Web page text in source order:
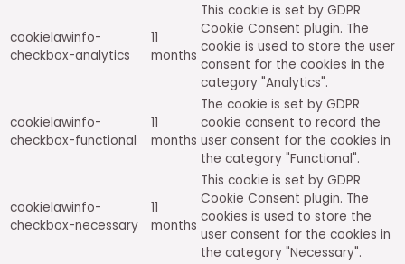
cookielawinfo-
checkbox-analytics
11
months
This cookie is set by GDPR
Cookie Consent plugin. The
cookie is used to store the user
consent for the cookies in the
category "Analytics".
cookielawinfo-
checkbox-functional
11
months
The cookie is set by GDPR
cookie consent to record the
user consent for the cookies in
the category "Functional".
cookielawinfo-
checkbox-necessary
11
months
This cookie is set by GDPR
Cookie Consent plugin. The
cookies is used to store the
user consent for the cookies in
the category "Necessary".